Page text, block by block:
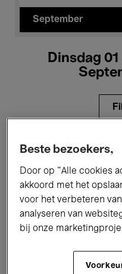
September
Dinsdag
Alle evenementen
Tentoonstellingen
Performances
Jazz Klassieke
Beste bezoekers,
Door op “Alle cookies
akkoord met het
voor het verbeteren
analyseren van
bij onze